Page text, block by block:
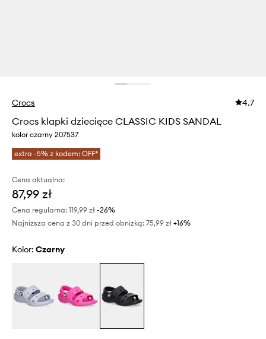
Crocs 4.7
Crocs klapki dziecięce CLASSIC KIDS SANDAL
kolor czarny 207537
extra -5% z kodem: OFF*
Cena aktualna:
87,99 zł
Cena regularna: 119,99 zł -26%
Najniższa cena z 30 dni przed obniżką: 75,99 zł +16%
Kolor: czarny